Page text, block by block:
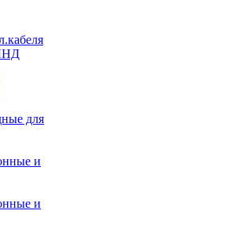
для
и